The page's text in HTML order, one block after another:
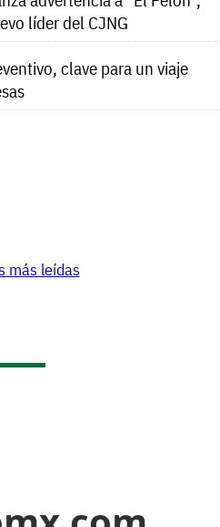
líder del CJNG
clave para un viaje
más leídas